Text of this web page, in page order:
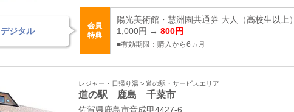
デジタル
会員
特典
陽光美術館・慧洲園共通券 大人（高校生以上）
1,000円 → 800円
■有効期限：購入から6ヵ月
レジャー・日帰り湯 > 道の駅・サービスエリア
道の駅 鹿島 千菜市
佐賀県鹿島市音成甲4427‐6